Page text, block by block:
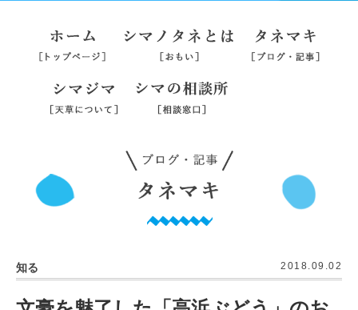
ホーム シマノタネとは
シマジマ
知る 2018.09.02